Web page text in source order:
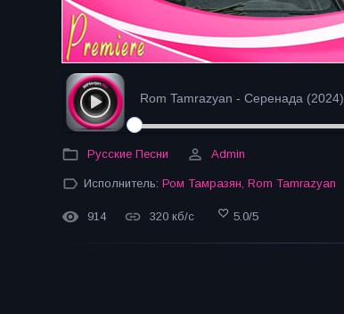
Rom Tamrazyan - Серенада (2024)
Русские Песни Admin
Исполнитель: Ром Тамразян Rom Tamrazyan
914 320 кб/с 5.0/5